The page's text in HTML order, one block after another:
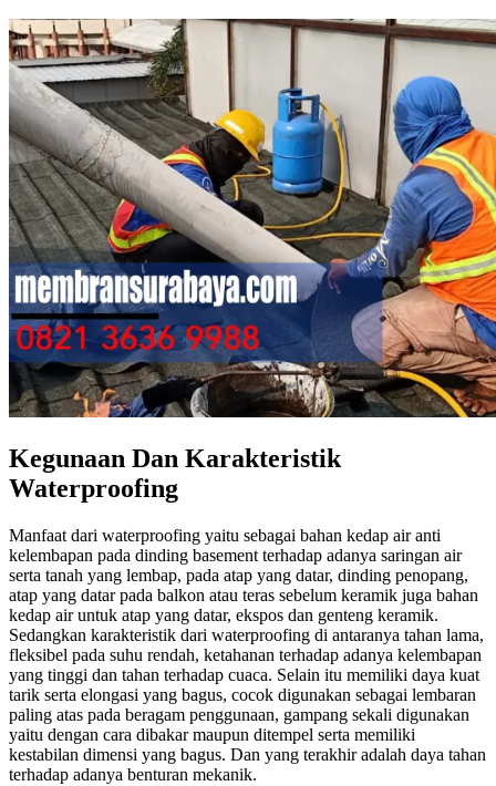
Kegunaan Dan Karakteristik
Waterproofing
Manfaat dari waterproofing yaitu sebagai bahan kedap air anti
kelembapan pada dinding basement terhadap adanya saringan air
serta tanah yang lembap, pada atap yang datar, dinding penopang,
atap yang datar pada balkon atau teras sebelum keramik juga bahan
kedap air untuk atap yang datar, ekspos dan genteng keramik.
Sedangkan karakteristik dari waterproofing di antaranya tahan lama,
fleksibel pada suhu rendah, ketahanan terhadap adanya kelembapan
yang tinggi dan tahan terhadap cuaca. Selain itu memiliki daya kuat
tarik serta elongasi yang bagus, cocok digunakan sebagai lembaran
paling atas pada beragam penggunaan, gampang sekali digunakan
yaitu dengan cara dibakar maupun ditempel serta memiliki
kestabilan dimensi yang bagus. Dan yang terakhir adalah daya tahan
terhadap adanya benturan mekanik.